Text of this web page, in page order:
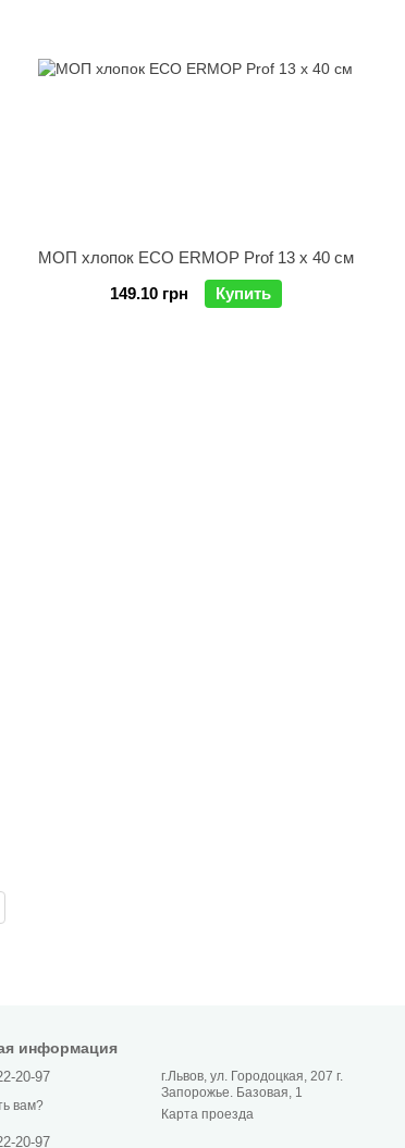
МОП хлопок ECO ERMOP Prof 13 x 40 см
149.10 грн
Купить
информация
20-97
вам?
20-97
г.Львов, ул. Городоцкая, 207 г.
Запорожье. Базовая, 1
Карта проезда